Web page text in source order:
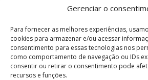
Gerenciar o
Para fornecer as melhores experiências,
cookies para armazenar e/ou acessar
consentimento para essas tecnologias nos
como comportamento de navegação ou IDs
consentir ou retirar o consentimento pode
recursos e funções.